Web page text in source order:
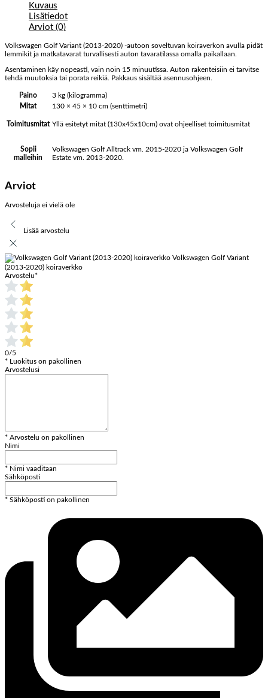
Kuvaus
Lisätiedot
Arviot (0)
Volkswagen Golf Variant (2013-2020) -autoon soveltuvan koiraverkon avulla pidät
lemmikit ja matkatavarat turvallisesti auton tavaratilassa omalla paikallaan.
Asentaminen käy nopeasti, vain noin 15 minuutissa. Auton rakenteisiin ei tarvitse
tehdä muutoksia tai porata reikiä. Pakkaus sisältää asennusohjeen.
Paino
3 kg (kilogramma)
Mitat
130 × 45 × 10 cm (senttimetri)
Toimitusmitat Yllä esitetyt mitat (130x45x10cm) ovat ohjeelliset toimitusmitat
Sopii
malleihin
Volkswagen Golf Alltrack vm. 2015-2020 ja Volkswagen Golf
Estate vm. 2013-2020.
Arviot
Arvosteluja ei vielä ole
Lisää arvostelu
Volkswagen Golf Variant
(2013-2020) koiraverkko
Arvostelu*
0/5
* Luokitus on pakollinen
Arvostelusi
* Arvostelu on pakollinen
Nimi
* Nimi vaaditaan
Sähköposti
* Sähköposti on pakollinen